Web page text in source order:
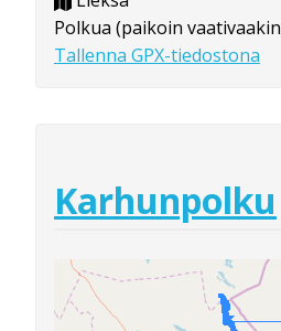
Polkua (paikoin
Tallenna GPX-tiedostona
Karhunpolku